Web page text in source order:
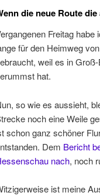
die neue Route
Freitag habe
für den Heimweg
weil es in
hat.
so wie es aussieht,
noch eine Weile
schon ganz schöner
Dem Bericht
nach, noch
ist meine